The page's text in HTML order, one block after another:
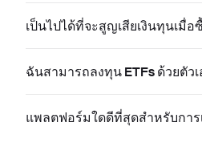
เป็นไปได้ที่จะสูญเสียเงินทุนเมื่อ
ฉันสามารถลงทุน ETFs ด้วยตัวเ
แพลตฟอร์มใดดีที่สุดสำหรับการ